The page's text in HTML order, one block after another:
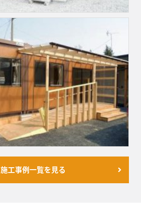
施工事例一覧を見る